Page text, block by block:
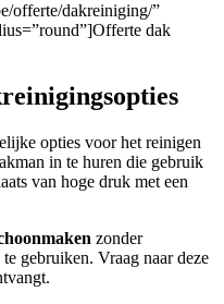
offerte/dakreiniging/”
dak
opties voor het reinigen
in te huren die gebruik
van hoge druk met een
zonder
gebruiken. Vraag naar deze